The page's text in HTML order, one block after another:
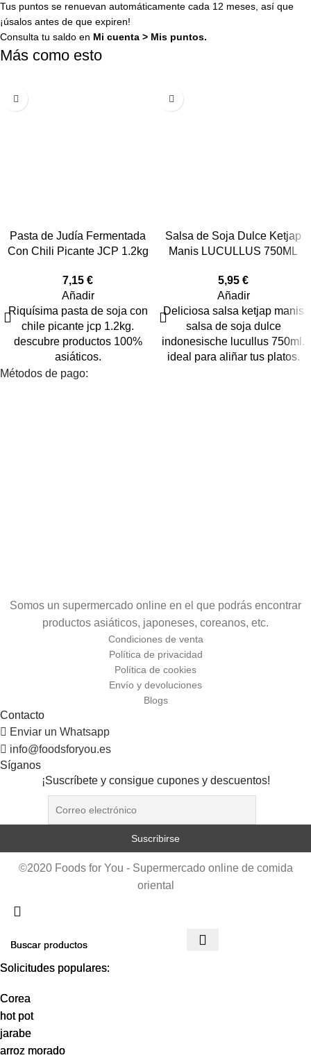
Tus puntos se renuevan automáticamente cada 12 meses, así que
¡úsalos antes de que expiren!
Consulta tu saldo en Mi cuenta > Mis puntos.
Más como esto
Pasta de Judía Fermentada
Con Chili Picante JCP 1.2kg
7,15 €
Añadir
Riquísima pasta de soja con
chile picante jcp 1.2kg.
descubre productos 100%
asiáticos.
Salsa de Soja Dulce Ketjap
Manis LUCULLUS 750ML
5,95 €
Añadir
Deliciosa salsa ketjap manis
salsa de soja dulce
indonesische lucullus 750ml.
ideal para aliñar tus platos.
Métodos de pago:
Somos un supermercado online en el que podrás encontrar
productos asiáticos, japoneses, coreanos, etc.
Condiciones de venta
Política de privacidad
Política de cookies
Envío y devoluciones
Blogs
Contacto
Enviar un Whatsapp
info@foodsforyou.es
Síganos
¡Suscríbete y consigue cupones y descuentos!
©2020 Foods for You - Supermercado online de comida
oriental
Solicitudes populares:
Corea
hot pot
jarabe
arroz morado
Solicitudes populares:
Corea
hot pot
jarabe
arroz morado